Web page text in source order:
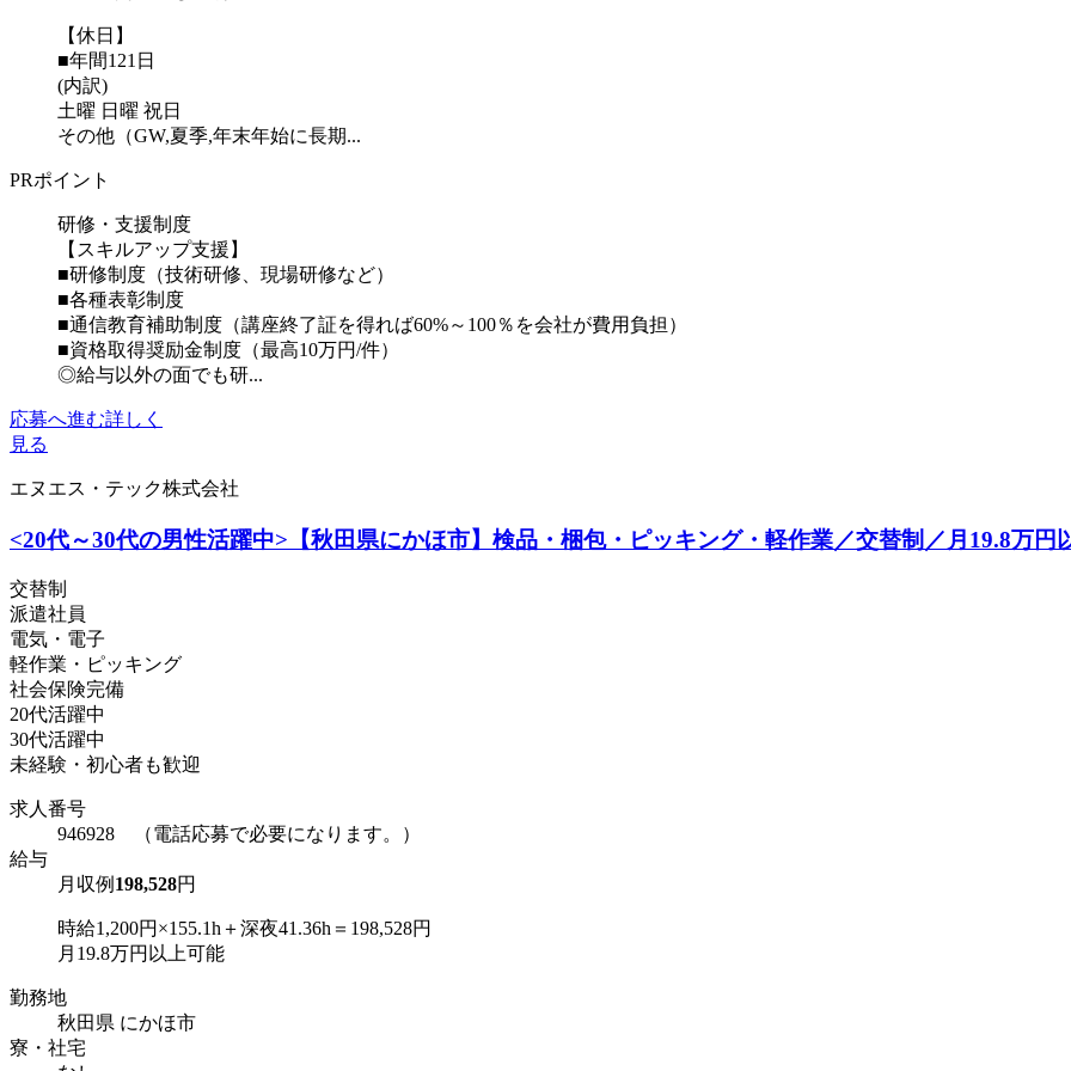
【休日】
■年間121日
(内訳)
土曜 日曜 祝日
その他（GW,夏季,年末年始に長期...
PRポイント
研修・支援制度
【スキルアップ支援】
■研修制度（技術研修、現場研修など）
■各種表彰制度
■通信教育補助制度（講座終了証を得れば60%～100％を会社が費用負担）
■資格取得奨励金制度（最高10万円/件）
◎給与以外の面でも研...
応募へ進む詳しく
見る
エヌエス・テック株式会社
<20代～30代の男性活躍中>【秋田県にかほ市】検品・梱包・ピッキング・軽作業／交替制／月19.8万円
交替制
派遣社員
電気・電子
軽作業・ピッキング
社会保険完備
20代活躍中
30代活躍中
未経験・初心者も歓迎
求人番号
946928 （電話応募で必要になります。）
給与
月収例 198,528円
時給1,200円×155.1h＋深夜41.36h＝198,528円
月19.8万円以上可能
勤務地
秋田県 にかほ市
寮・社宅